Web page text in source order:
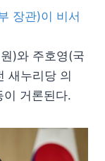
장관)이 비서
)와 주호영(국
새누리당 의
거론된다.